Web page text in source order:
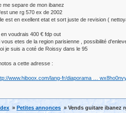
me separe de mon ibanez
une rg 570 ex de 2002
est en exellent etat et sort juste de revision (
voudrais 400 € fdp out
vous etes de la region parisienne , possibilité
je suis a coté de Roissy dans le 95
a cette adresse :
www.hiboox.com/lang-fr/diaporama …
» Petites annonces » Vends guitare ibanez